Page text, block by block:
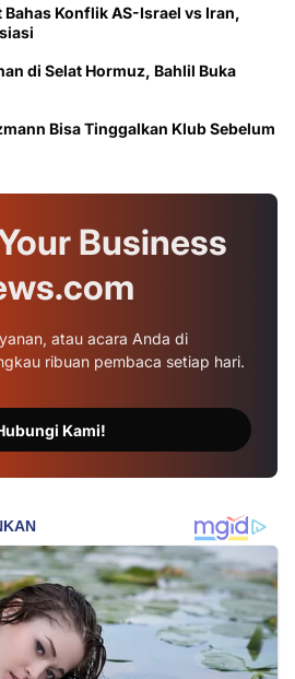
Bahas Konflik AS-Israel vs Iran,
di Selat Hormuz, Bahlil Buka
Bisa Tinggalkan Klub Sebelum
Business
atau acara Anda di
ribuan pembaca setiap hari.
Kami!